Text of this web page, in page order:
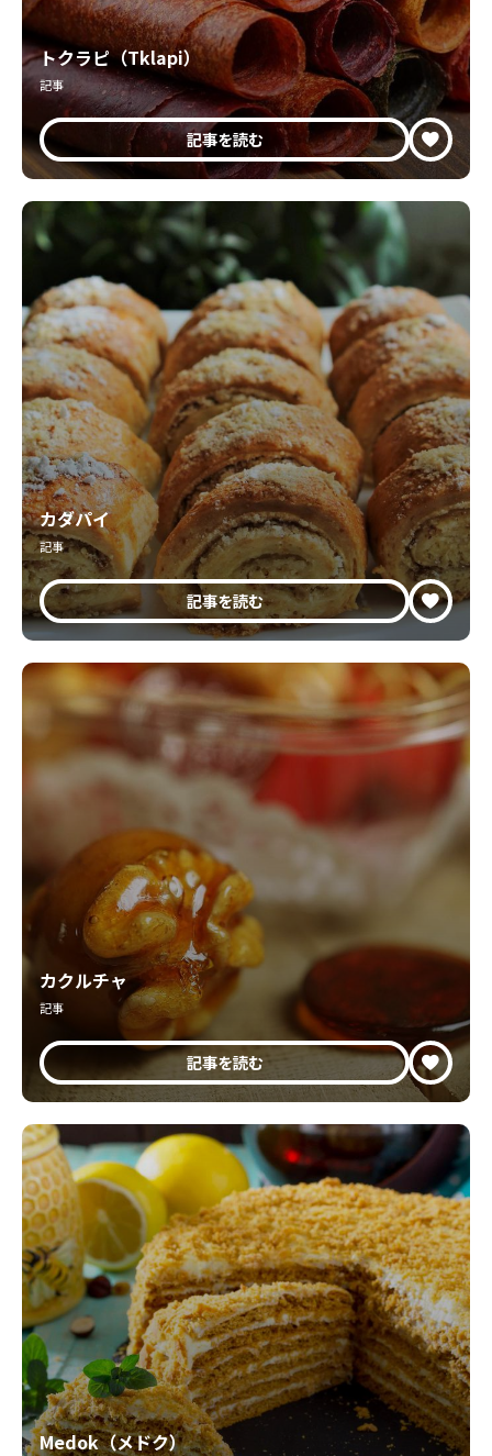
トクラピ（Tklapi）
記事
記事を読む
カダパイ
記事
記事を読む
カクルチャ
記事
記事を読む
Medok（メドク）